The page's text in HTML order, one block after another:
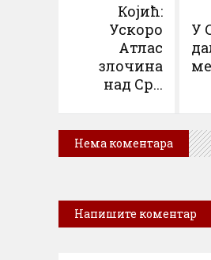
Којић:
Ускоро
Атлас
злочина
над Ср...
У
Нема коментара
Напишите коментар